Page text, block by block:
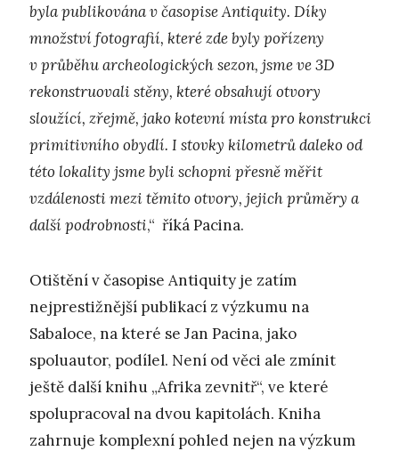
byla publikována v časopise Antiquity. Díky
množství fotografií, které zde byly pořízeny
v průběhu archeologických sezon, jsme ve 3D
rekonstruovali stěny, které obsahují otvory
sloužící, zřejmě, jako kotevní místa pro konstrukci
primitivního obydlí. I stovky kilometrů daleko od
této lokality jsme byli schopni přesně měřit
vzdálenosti mezi těmito otvory, jejich průměry a
další podrobnosti,“ říká Pacina.
Otištění v časopise Antiquity je zatím
nejprestižnější publikací z výzkumu na
Sabaloce, na které se Jan Pacina, jako
spoluautor, podílel. Není od věci ale zmínit
ještě další knihu „Afrika zevnitř“, ve které
spolupracoval na dvou kapitolách. Kniha
zahrnuje komplexní pohled nejen na výzkum